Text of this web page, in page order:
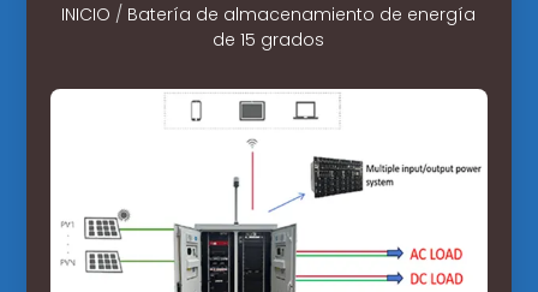
INICIO / Batería de almacenamiento de energía
de 15 grados